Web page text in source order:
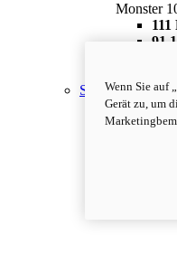
Monster
111
Streetfighter
Wenn Sie auf
Gerät zu, um